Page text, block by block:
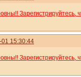
Зарегистрируйтесь,
15:30:44
Зарегистрируйтесь,